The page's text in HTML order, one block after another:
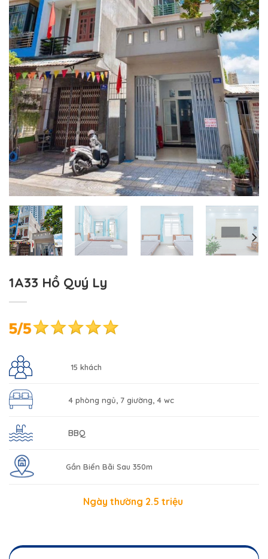
1A33 Hồ Quý Ly
15 khách
4 phòng ngủ, 7 giường, 4 wc
BBQ
Gần Biển Bãi Sau 350m
Ngày thường 2.5 triệu